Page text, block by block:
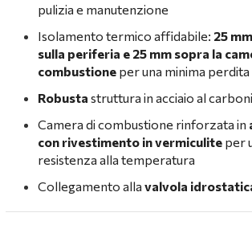
pulizia e manutenzione
Isolamento termico affidabile: 25
sulla periferia e 25 mm sopra la
combustione per una minima
Robusta struttura in acciaio al
Camera di combustione rinforzata in
con rivestimento in vermiculite per
resistenza alla temperatura
Collegamento alla valvola